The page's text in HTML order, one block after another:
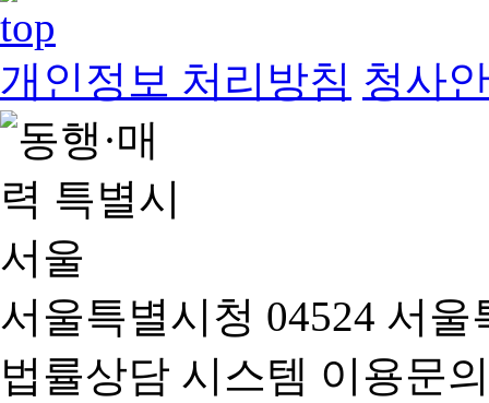
개인정보 처리방침 청사
서울특별시청 04524 서
법률상담 시스템 이용문